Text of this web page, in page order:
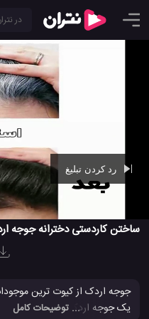
ساختن کاردستی دخترانه جوجه
جوجه اردک از کیوت ترین
یک جوجه اردک خیلی بامزه با
... توضیحات کامل